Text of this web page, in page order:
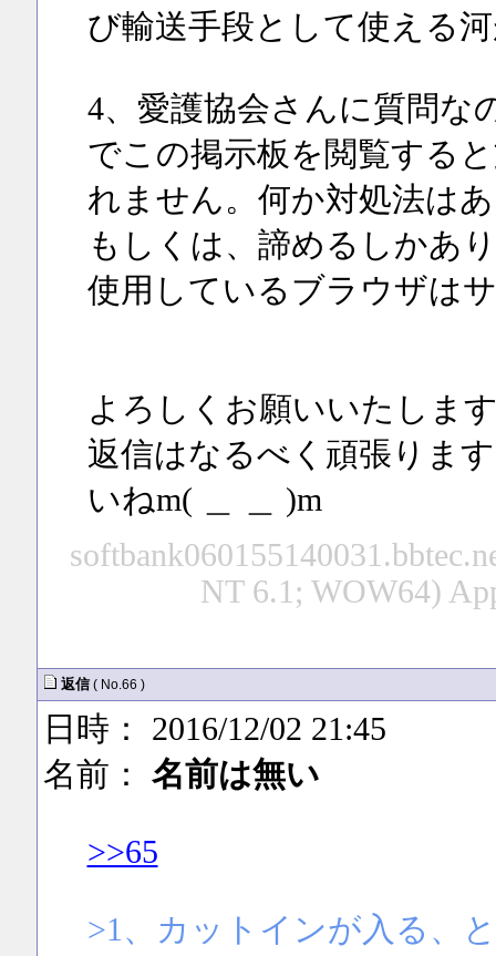
び輸送手段として使える
4、愛護協会さんに質問な
でこの掲示板を閲覧する
れません。何か対処法は
もしくは、諦めるしかあ
使用しているブラウザは
よろしくお願いいたしま
返信はなるべく頑張りま
いねm( ＿ ＿ )m
NT 6.1; WOW64)
返信 ( No.66 )
日時： 2016/12/02 21:45
名前： 名前は無い
>>65
>1、カットインが入る、